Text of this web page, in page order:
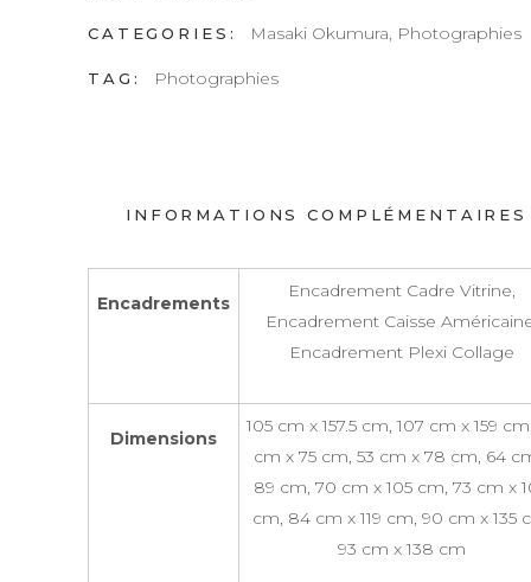
CATEGORIES: Masaki Okumura, Photographies
TAG: Photographies
INFORMATIONS COMPLÉMENTAIRES
Encadrements
Encadrement Cadre Vitrine,
Encadrement Caisse
Encadrement Plexi Collage
Dimensions
105 cm x 157.5 cm, 107 cm x 159
cm x 75 cm, 53 cm x 78 cm, 64
89 cm, 70 cm x 105 cm, 73 cm x
cm, 84 cm x 119 cm, 90 cm x 135
93 cm x 138 cm